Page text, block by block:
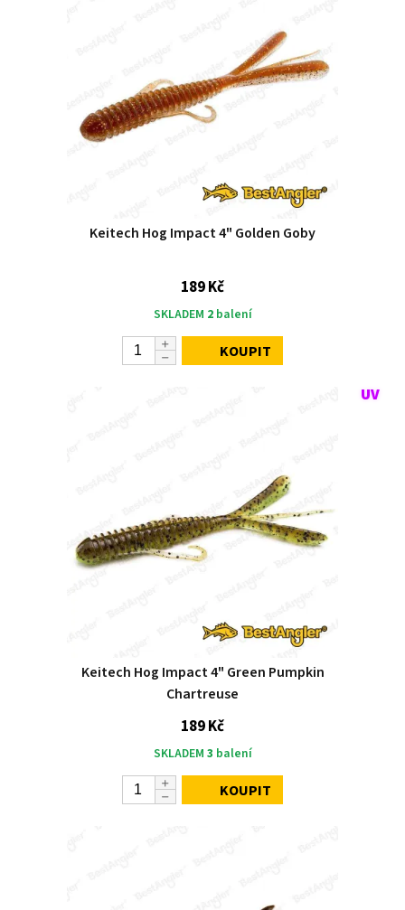
Keitech Hog Impact 4" Golden Goby
189 Kč
SKLADEM 2balení
KOUPIT
Keitech Hog Impact 4" Green Pumpkin
Chartreuse
189 Kč
SKLADEM 3 balení
KOUPIT